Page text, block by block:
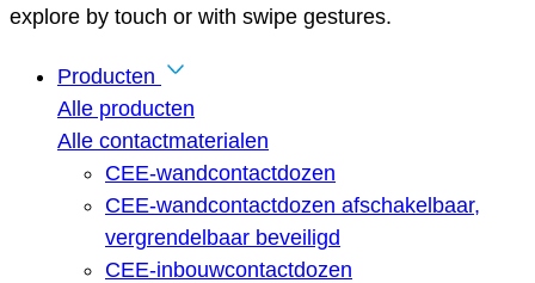
explore by touch or with swipe gestures.
Producten
Alle producten
Alle contactmaterialen
CEE-wandcontactdozen
CEE-wandcontactdozen afschakelbaar,
vergrendelbaar beveiligd
CEE-inbouwcontactdozen